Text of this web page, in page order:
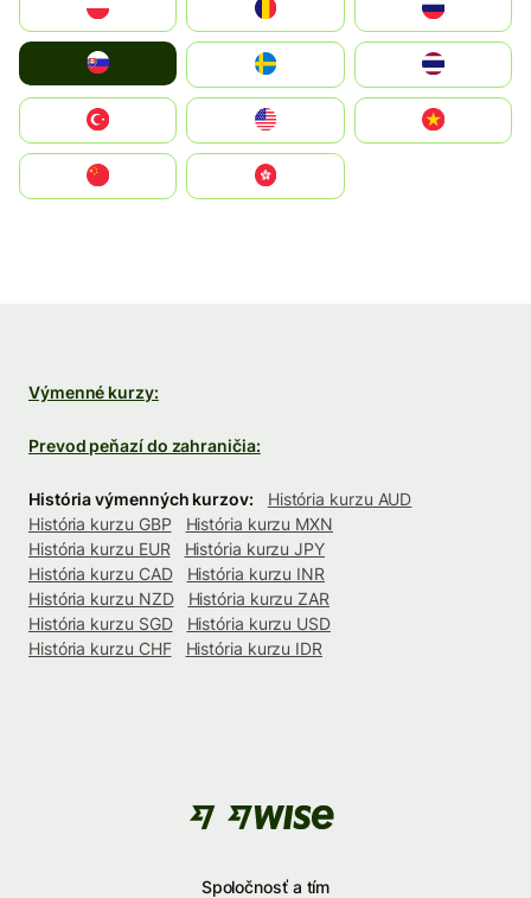
United States
中國香港特別行政區
Výmenné kurzy:
Prevod peňazí do zahraničia:
História výmenných kurzov:
História kurzu AUD
História kurzu GBP
História kurzu MXN
História kurzu EUR
História kurzu JPY
História kurzu CAD
História kurzu INR
História kurzu NZD
História kurzu ZAR
História kurzu SGD
História kurzu USD
História kurzu CHF
História kurzu IDR
Spoločnosť a tím